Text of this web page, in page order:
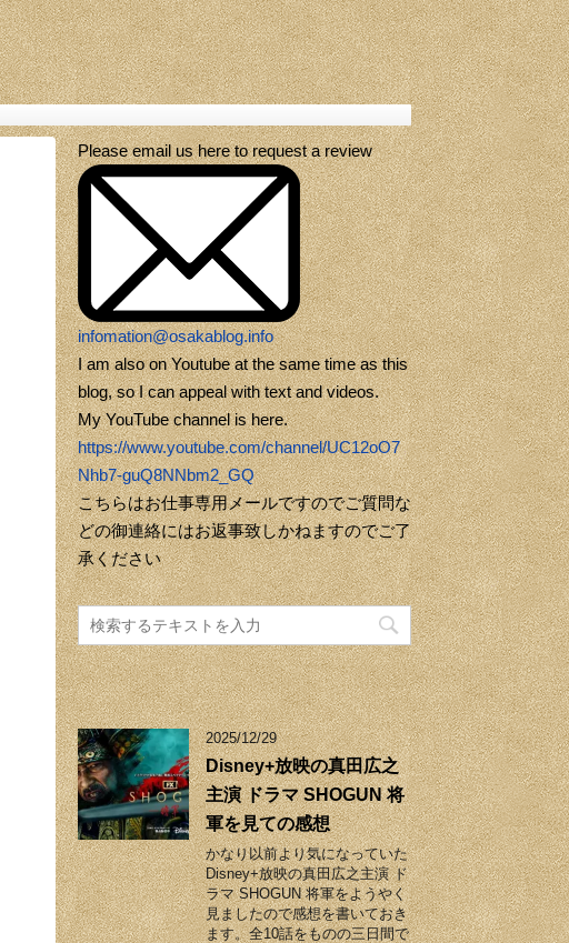
Please email us here to request a review
infomation@osakablog.info
I am also on Youtube at the same time as this
blog, so I can appeal with text and videos.
My YouTube channel is here.
https://www.youtube.com/channel/UC12oO7
Nhb7-guQ8NNbm2_GQ
こちらはお仕事専用メールですのでご質問な
どの御連絡にはお返事致しかねますのでご了
承ください
2025/12/29
Disney+放映の真田広之
主演 ドラマ SHOGUN 将
軍を見ての感想
かなり以前より気になっていた
Disney+放映の真田広之主演 ド
ラマ SHOGUN 将軍をようやく
見ましたので感想を書いておき
ます。全10話をものの三日間で